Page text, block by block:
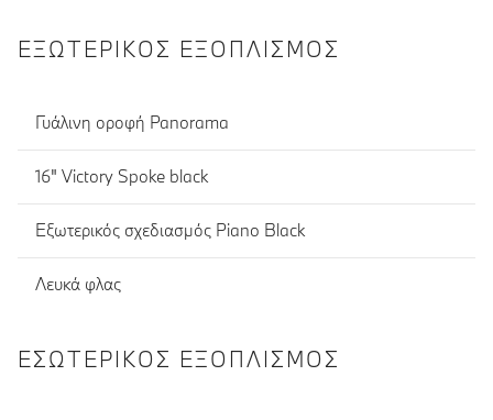
ΕΞΩΤΕΡΙΚΌΣ ΕΞΟΠΛΙΣΜΌΣ
Γυάλινη οροφή Panorama
16" Victory Spoke black
Εξωτερικός σχεδιασμός Piano Black
Λευκά φλας
ΕΣΩΤΕΡΙΚΌΣ ΕΞΟΠΛΙΣΜΌΣ